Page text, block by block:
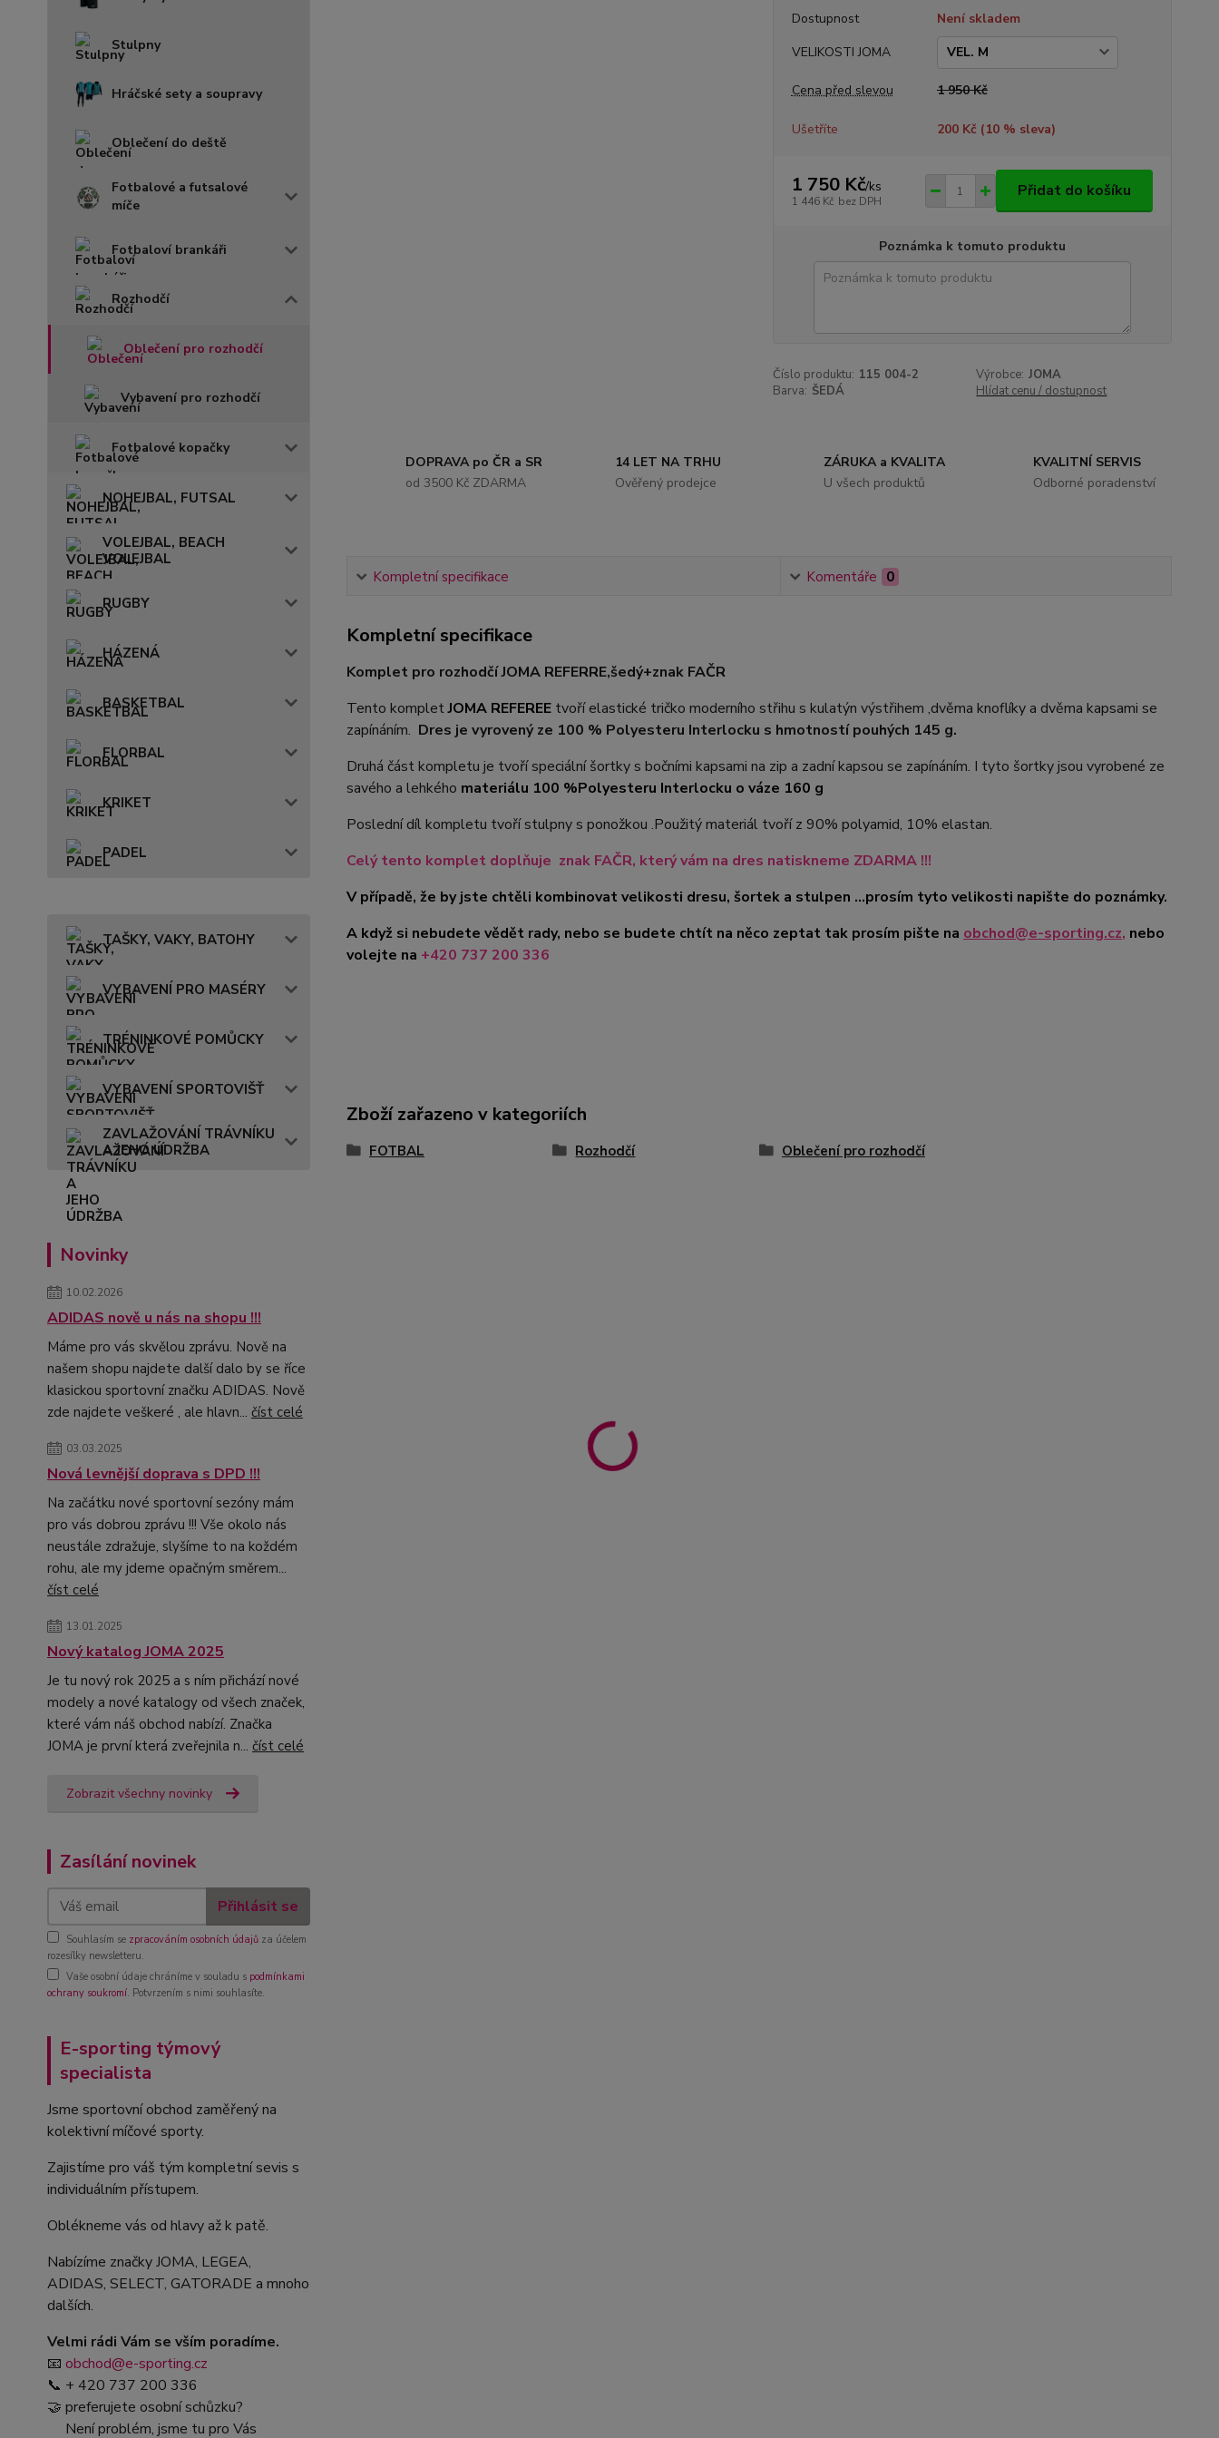
Stulpny
Hráčské sety a soupravy
Oblečení do deště
Fotbalové a futsalové
míče
Fotbaloví brankáři
Rozhodčí
Oblečení pro rozhodčí
Vybavení pro rozhodčí
Fotbalové kopačky
NOHEJBAL, FUTSAL
VOLEJBAL, BEACH
VOLEJBAL
RUGBY
HÁZENÁ
BASKETBAL
FLORBAL
KRIKET
PADEL
TAŠKY, VAKY, BATOHY
VYBAVENÍ PRO MASÉRY
TRÉNINKOVÉ POMŮCKY
VYBAVENÍ SPORTOVIŠŤ
ZAVLAŽOVÁNÍ TRÁVNÍKU
A JEHO ÚDRŽBA
Novinky
10.02.2026
ADIDAS nově u nás na shopu !!!
Máme pro vás skvělou zprávu. Nově na
našem shopu najdete další dalo by se říce
klasickou sportovní značku ADIDAS. Nově
zde najdete veškeré , ale hlavn... číst celé
03.03.2025
Nová levnější doprava s DPD !!!
Na začátku nové sportovní sezóny mám
pro vás dobrou zprávu !!! Vše okolo nás
neustále zdražuje, slyšíme to na koždém
rohu, ale my jdeme opačným směrem...
číst celé
13.01.2025
Nový katalog JOMA 2025
Je tu nový rok 2025 a s ním přichází nové
modely a nové katalogy od všech značek,
které vám náš obchod nabízí. Značka
JOMA je první která zveřejnila n... číst celé
Zobrazit všechny novinky
Zasílání novinek
Přihlásit se
Souhlasím se zpracováním osobních údajů za účelem
rozesílky newsletteru.
Vaše osobní údaje chráníme v souladu s podmínkami
ochrany soukromí. Potvrzením s nimi souhlasíte.
E-sporting týmový
specialista
Jsme sportovní obchod zaměřený na
kolektivní míčové sporty.
Zajistíme pro váš tým kompletní sevis s
individuálním přístupem.
Oblékneme vás od hlavy až k patě.
Nabízíme značky JOMA, LEGEA,
ADIDAS, SELECT, GATORADE a mnoho
dalších.
Velmi rádi Vám se vším poradíme.
📧 obchod@e-sporting.cz
📞 + 420 737 200 336
🤝 preferujete osobní schůzku?
Není problém, jsme tu pro Vás
Dostupnost
Není skladem
VELIKOSTI JOMA
Cena před slevou 1 950 Kč
Ušetříte 200 Kč (10% sleva)
1 750 Kč/ks
1 446 Kč bez DPH
Přidat do košíku
Poznámka k tomuto produktu
Číslo produktu: 115 004-2 Výrobce: JOMA
Barva: ŠEDÁ Hlídat cenu / dostupnost
DOPRAVA po ČR a SR
od 3500 Kč ZDARMA
14 LET NA TRHU
Ověřený prodejce
ZÁRUKA a KVALITA
U všech produktů
KVALITNÍ SERVIS
Odborné poradenství
Kompletní specifikace Komentáře 0
Kompletní specifikace
Komplet pro rozhodčí JOMA REFERRE,šedý+znak FAČR
Tento kompletJOMA REFEREEtvoří elastické tričko moderního střihu s kulatýn výstřihem ,dvěma knoflíky a dvěma kapsami se
zapínáním. Dres je vyrovený ze 100 % Polyesteru Interlocku s hmotností pouhých 145 g.
Druhá část kompletu je tvoří speciální šortky s bočními kapsami na zip a zadní kapsou se zapínáním. I tyto šortky jsou vyrobené ze
savého a lehkého materiálu 100 %Polyesteru Interlocku o váze 160 g
Poslední díl kompletu tvoří stulpny s ponožkou .Použitý materiál tvoří z 90% polyamid, 10% elastan.
Celý tento komplet doplňuje znak FAČR, který vám na dres natiskneme ZDARMA !!!
V případě, že by jste chtěli kombinovat velikosti dresu, šortek a stulpen ...prosím tyto velikosti napište do poznámky.
A když si nebudete vědět rady, nebo se budete chtít na něco zeptat tak prosím pište na obchod@e-sporting.cz, nebo
volejte na +420 737 200 336
Zboží zařazeno v kategoriích
FOTBAL Rozhodčí Oblečení pro rozhodčí